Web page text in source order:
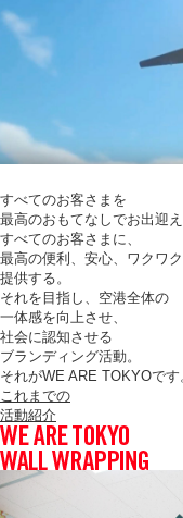
すべてのお客さまを
最高のおもてなしでお出迎え
すべてのお客さまに、
最高の便利、安心、ワクワ
提供する。
それを目指し、空港全体の
一体感を向上させ、
社会に認知させる
ブランディング活動。
それがWE ARE TOKYOです
これまでの
活動紹介